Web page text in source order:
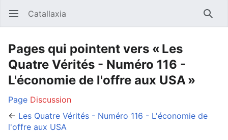
Ouvrir le menu principal Catallaxia
Pages qui pointent vers « Les
Quatre Vérités - Numéro 116 -
L'économie de l'offre aux USA »
Page Discussion
← Les Quatre Vérités - Numéro 116 - L'économie de
l'offre aux USA